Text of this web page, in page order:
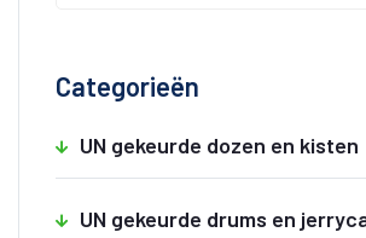
Categorieën
UN gekeurde dozen en kisten
UN gekeurde drums en